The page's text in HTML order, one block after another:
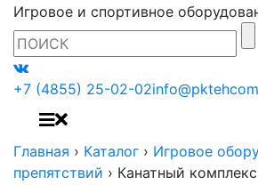
Игровое и спортивное
+7 (4855) 25-02-02
Главная › Каталог › Игровое
препятствий › Канатный